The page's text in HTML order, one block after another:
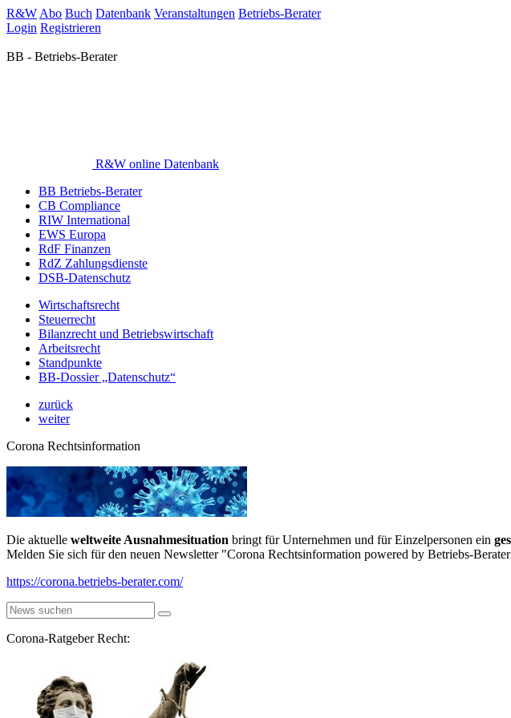
R&W Abo Buch Datenbank Veranstaltungen Betriebs-Berater
Login Registrieren
BB - Betriebs-Berater
R&W online Datenbank
BB Betriebs-Berater
CB Compliance
RIW International
EWS Europa
RdF Finanzen
RdZ Zahlungsdienste
DSB-Datenschutz
Wirtschaftsrecht
Steuerrecht
Bilanzrecht und Betriebswirtschaft
Arbeitsrecht
Standpunkte
BB-Dossier „Datenschutz“
zurück
weiter
Corona Rechtsinformation
Die aktuelle weltweite Ausnahmesituation bringt für Unternehmen und für Einzelpersonen ein
Melden Sie sich für den neuen Newsletter "Corona Rechtsinformation powered by Betriebs-
https://corona.betriebs-berater.com/
Corona-Ratgeber Recht: